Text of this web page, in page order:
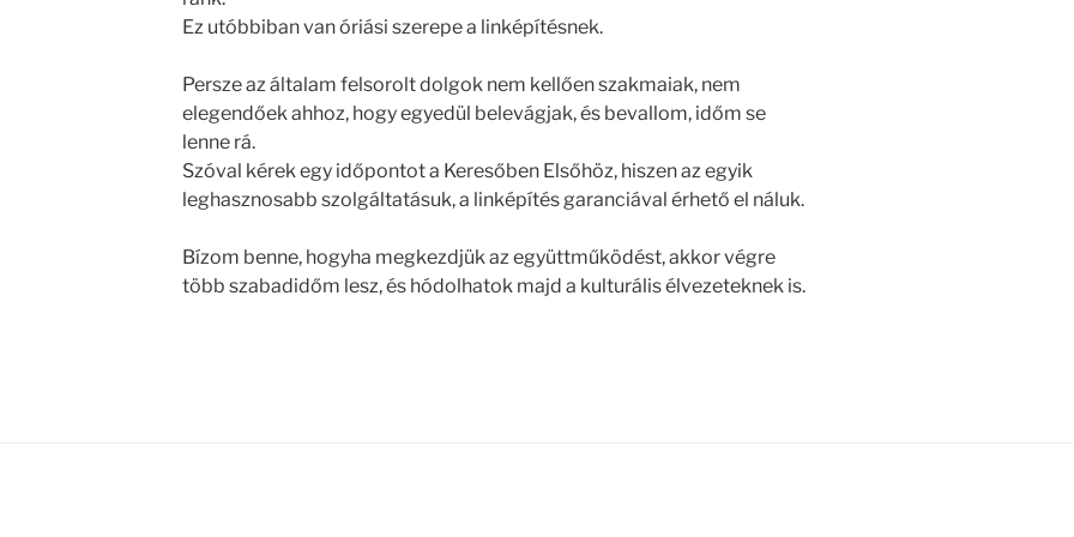
Ez utóbbiban van óriási szerepe a linképítésnek.
Persze az általam felsorolt dolgok nem kellően szakmaiak, nem
elegendőek ahhoz, hogy egyedül belevágjak, és bevallom, időm se
lenne rá.
Szóval kérek egy időpontot a Keresőben Elsőhöz, hiszen az egyik
leghasznosabb szolgáltatásuk, a linképítés garanciával érhető el náluk.
Bízom benne, hogyha megkezdjük az együttműködést, akkor végre
több szabadidőm lesz, és hódolhatok majd a kulturális élvezeteknek is.